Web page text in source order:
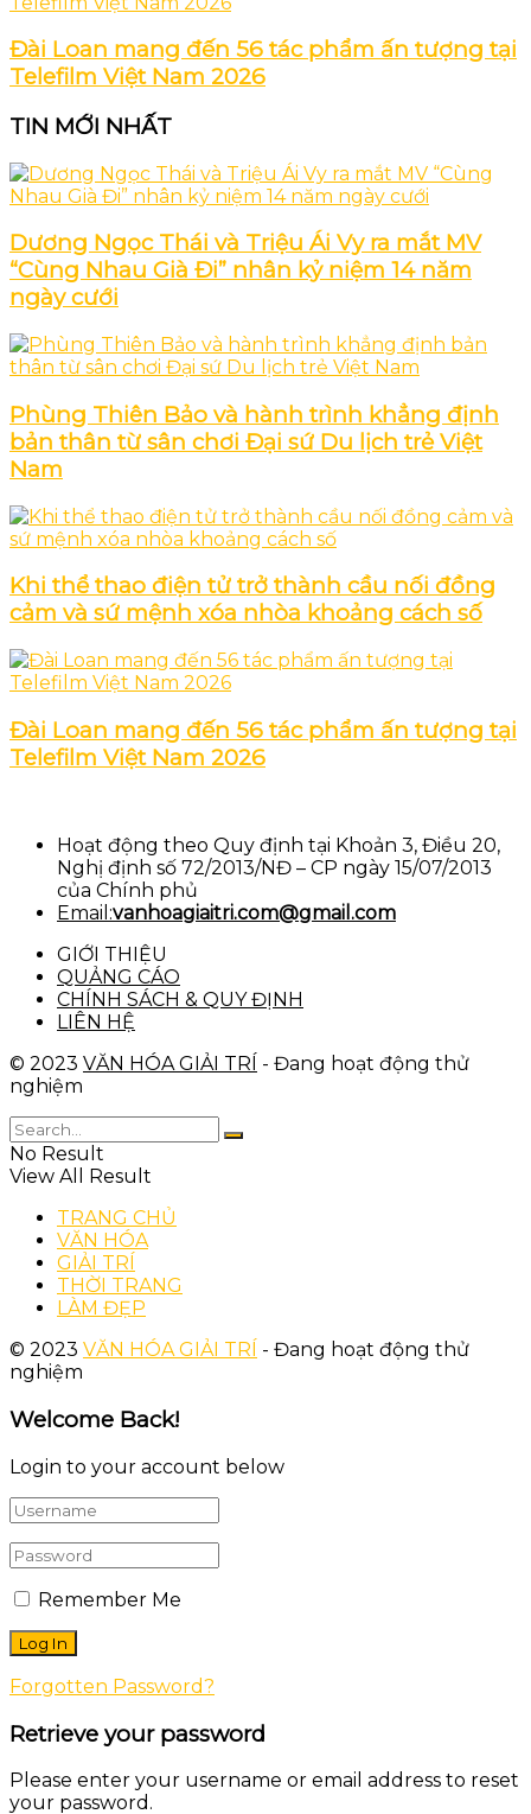
Đài Loan mang đến 56 tác phẩm ấn tượng tại
Telefilm Việt Nam 2026
TIN MỚI NHẤT
Dương Ngọc Thái và Triệu Ái Vy ra mắt MV
“Cùng Nhau Già Đi” nhân kỷ niệm 14 năm
ngày cưới
Phùng Thiên Bảo và hành trình khẳng định
bản thân từ sân chơi Đại sứ Du lịch trẻ Việt
Nam
Khi thể thao điện tử trở thành cầu nối đồng
cảm và sứ mệnh xóa nhòa khoảng cách số
Đài Loan mang đến 56 tác phẩm ấn tượng tại
Telefilm Việt Nam 2026
Hoạt động theo Quy định tại Khoản 3, Điều 20,
Nghị định số 72/2013/NĐ – CP ngày 15/07/2013
của Chính phủ
Email:vanhoagiaitri.com@gmail.com
GIỚI THIỆU
QUẢNG CÁO
CHÍNH SÁCH & QUY ĐỊNH
LIÊN HỆ
© 2023 VĂN HÓA GIẢI TRÍ - Đang hoạt động thử
nghiệm
No Result
View All Result
TRANG CHỦ
VĂN HÓA
GIẢI TRÍ
THỜI TRANG
LÀM ĐẸP
© 2023 VĂN HÓA GIẢI TRÍ - Đang hoạt động thử
nghiệm
Welcome Back!
Login to your account below
Remember Me
Forgotten Password?
Retrieve your password
Please enter your username or email address to reset
your password.